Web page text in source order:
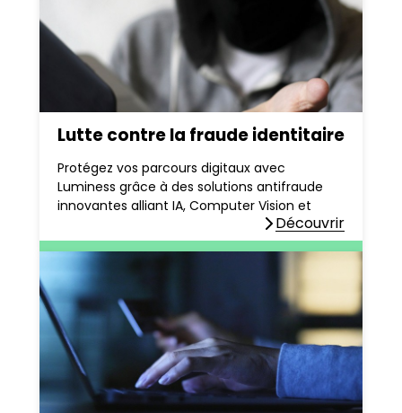
Lutte contre la fraude identitaire
Protégez vos parcours digitaux avec
Luminess grâce à des solutions antifraude
innovantes alliant IA, Computer Vision et
Découvrir